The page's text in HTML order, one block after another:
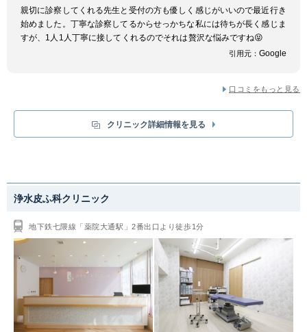
なり軽減され、お肌に優しい脱毛を行う事が出来ます。実際の施術プランに
ついては、カウンセリングで提案してもらえます。気になる点があれば、ぜ
ひお気軽に相談してみましょう。
親切に診察してくれる先生と受付の方も優しく感じがいいので最近行き
始めました。丁寧な診察してるからせっかちな私には待ちが長く感じま
すが、1人1人丁寧に接してくれるのでそれは贅沢な悩みですね😝
引用元： Google
口コミをもっと見る
クリニック詳細情報を見る
浄水皮ふ科クリニック
地下鉄七隈線「薬院大通駅」2番出口より徒歩1分